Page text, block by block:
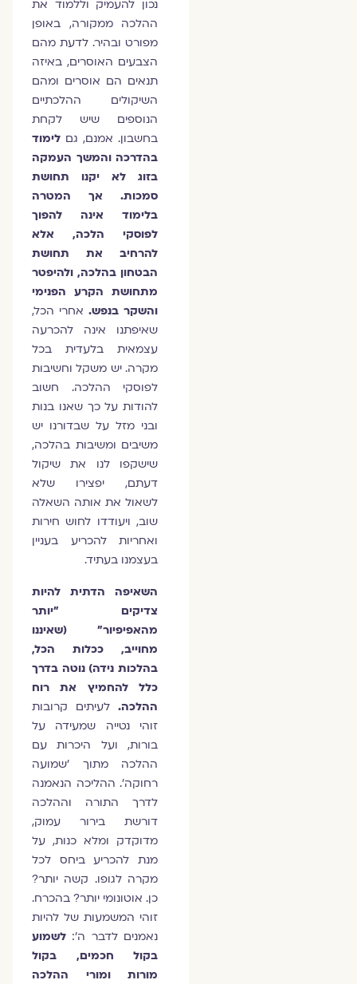
נכון להעמיק וללמוד את
ההלכה ממקורה, באופן
מפורט ובהיר. לדעת מהם
הצבעים האוסרים, באיזה
תנאים הם אוסרים ומהם
השיקולים ההלכתיים
הנוספים שיש לקחת
בחשבון. אמנם, גםלימוד
בהדרכה והמשך העמקה
בזוג לא יקנו תחושת
סמכות. אך המטרה
בלימוד אינה להפוך
לפוסקי הלכה, אלא
להרחיב את תחושת
הבטחון בהלכה, ולהיפטר
מתחושת הקרע הפנימי
והשקר בנפש.אחרי הכל,
שאיפתנו אינה להכרעה
עצמאית בלעדית בכל
מקרה. יש משקל וחשיבות
לפוסקי ההלכה. חשוב
להודות על כך שאנו בנות
ובני מזל על שבדורנו יש
משיבים ומשיבות בהלכה,
שישקפו לנו את שיקול
דעתם, יפצירו שלא
לשאול את אותה השאלה
שוב, ויעודדו לחוש חירות
ואחריות להכריע בעניין
בעצמנו בעתיד.
השאיפה הדתית להיות
צדיקים "יותר
מהאפיפיור" (שאיננו
מחוייב, ככלות הכל,
בהלכות נידה) נוטה בדרך
כלל להחמיץ את רוח
ההלכה.לעיתים קרובות
זוהי נטייה שמעידה על
בורות, ועל היכרות עם
ההלכה מתוך 'שמועה
רחוקה'. ההליכה הנאמנה
לדרך התורה וההלכה
דורשת בירור עמוק,
מדוקדק ומלא כנות, על
מנת להכריע ביחס לכל
מקרה לגופו. קשה יותר?
כן. אוטונומי יותר? בהכרח.
זוהי המשמעות של להיות
נאמנים לדבר ה':לשמוע
בקול חכמים, בקול
מורות ומורי ההלכה